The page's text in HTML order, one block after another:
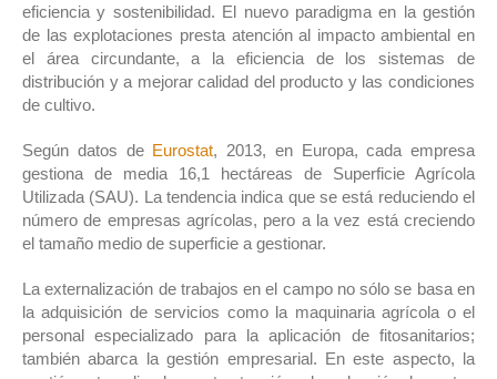
eficiencia y sostenibilidad. El nuevo paradigma en la gestión
de las explotaciones presta atención al impacto ambiental en
el área circundante, a la eficiencia de los sistemas de
distribución y a mejorar calidad del producto y las condiciones
de cultivo.
Según datos deEurostat, 2013, en Europa, cada empresa
gestiona de media 16,1 hectáreas de Superficie Agrícola
Utilizada (SAU). La tendencia indica que se está reduciendo el
número de empresas agrícolas, pero a la vez está creciendo
el tamaño medio de superficie a gestionar.
La externalización de trabajos en el campo no sólo se basa en
la adquisición de servicios como la maquinaria agrícola o el
personal especializado para la aplicación de fitosanitarios;
también abarca la gestión empresarial. En este aspecto, la